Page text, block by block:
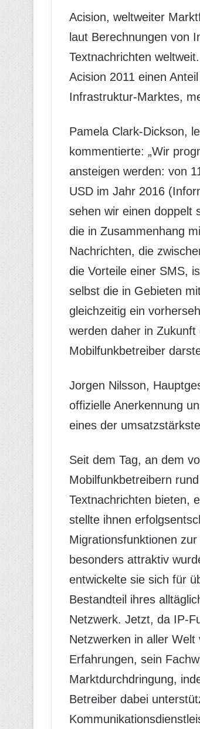
Acision, weltweiter
laut Berechnungen von
Textnachrichten
Acision 2011 einen
Infrastruktur-Marktes,
Pamela Clark-Dickson,
kommentierte: „Wir
ansteigen werden: von
USD im Jahr 2016
sehen wir einen doppelt
die in Zusammenhang
Nachrichten, die
die Vorteile einer SMS,
selbst die in Gebieten
gleichzeitig ein
werden daher in
Mobilfunkbetreiber
Jorgen Nilsson,
offizielle Anerkennung
eines der
Seit dem Tag, an dem
Mobilfunkbetreibern
Textnachrichten bieten,
stellte ihnen
Migrationsfunktionen
besonders attraktiv
entwickelte sie sich für
Bestandteil ihres
Netzwerk. Jetzt, da IP-
Netzwerken in aller
Erfahrungen, sein
Marktdurchdringung,
Betreiber dabei